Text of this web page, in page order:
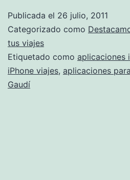
Publicada el 26 julio, 2011
Categorizado como
tus viajes
Etiquetado como aplicaciones
iPhone viajes, aplicaciones
Gaudí